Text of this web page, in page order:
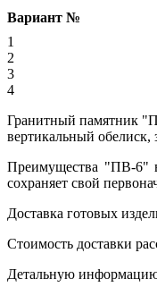
Вариант №
1
2
3
4
Гранитный памятник
вертикальный
Преимущества "ПВ-6"
сохраняет свой
Доставка готовых
Стоимость доставки
Детальную информацию